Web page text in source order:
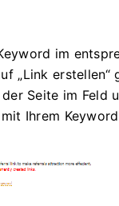
im
„Link erstellen“
Seite im Feld
Ihrem